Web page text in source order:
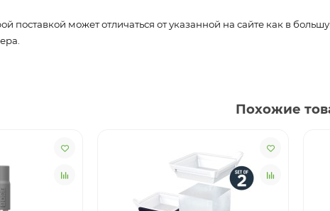
поставкой может отличаться от указанной на сайте как в
Похожие